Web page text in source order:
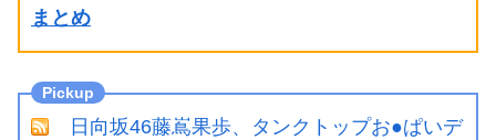
まとめ
日向坂46藤嶌果歩、タンクトップお●ぱいデ